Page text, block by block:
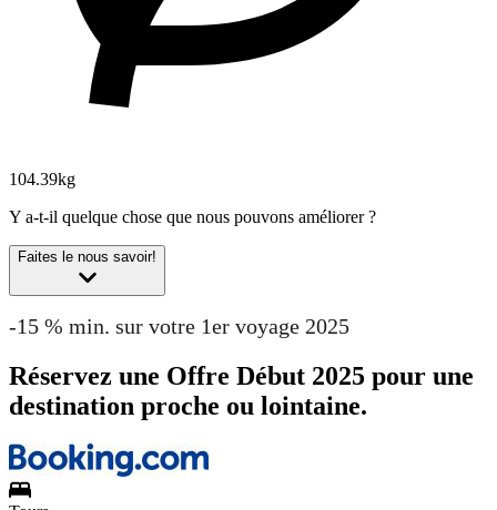
104.39kg
Y a-t-il quelque chose que nous pouvons améliorer ?
Faites le nous savoir!
-15 % min. sur votre 1er voyage 2025
Réservez une Offre Début 2025 pour une
destination proche ou lointaine.